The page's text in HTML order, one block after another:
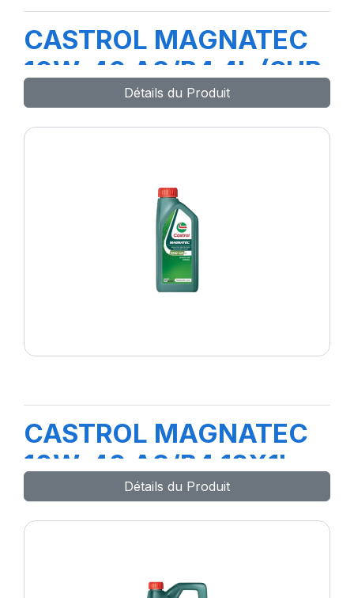
CASTROL MAGNATEC
10W-40 A3/B4 4L (SUB
MAG PRO A3)
Détails du Produit
CASTROL MAGNATEC
10W-40 A3/B4 12X1L
(20)
Détails du Produit